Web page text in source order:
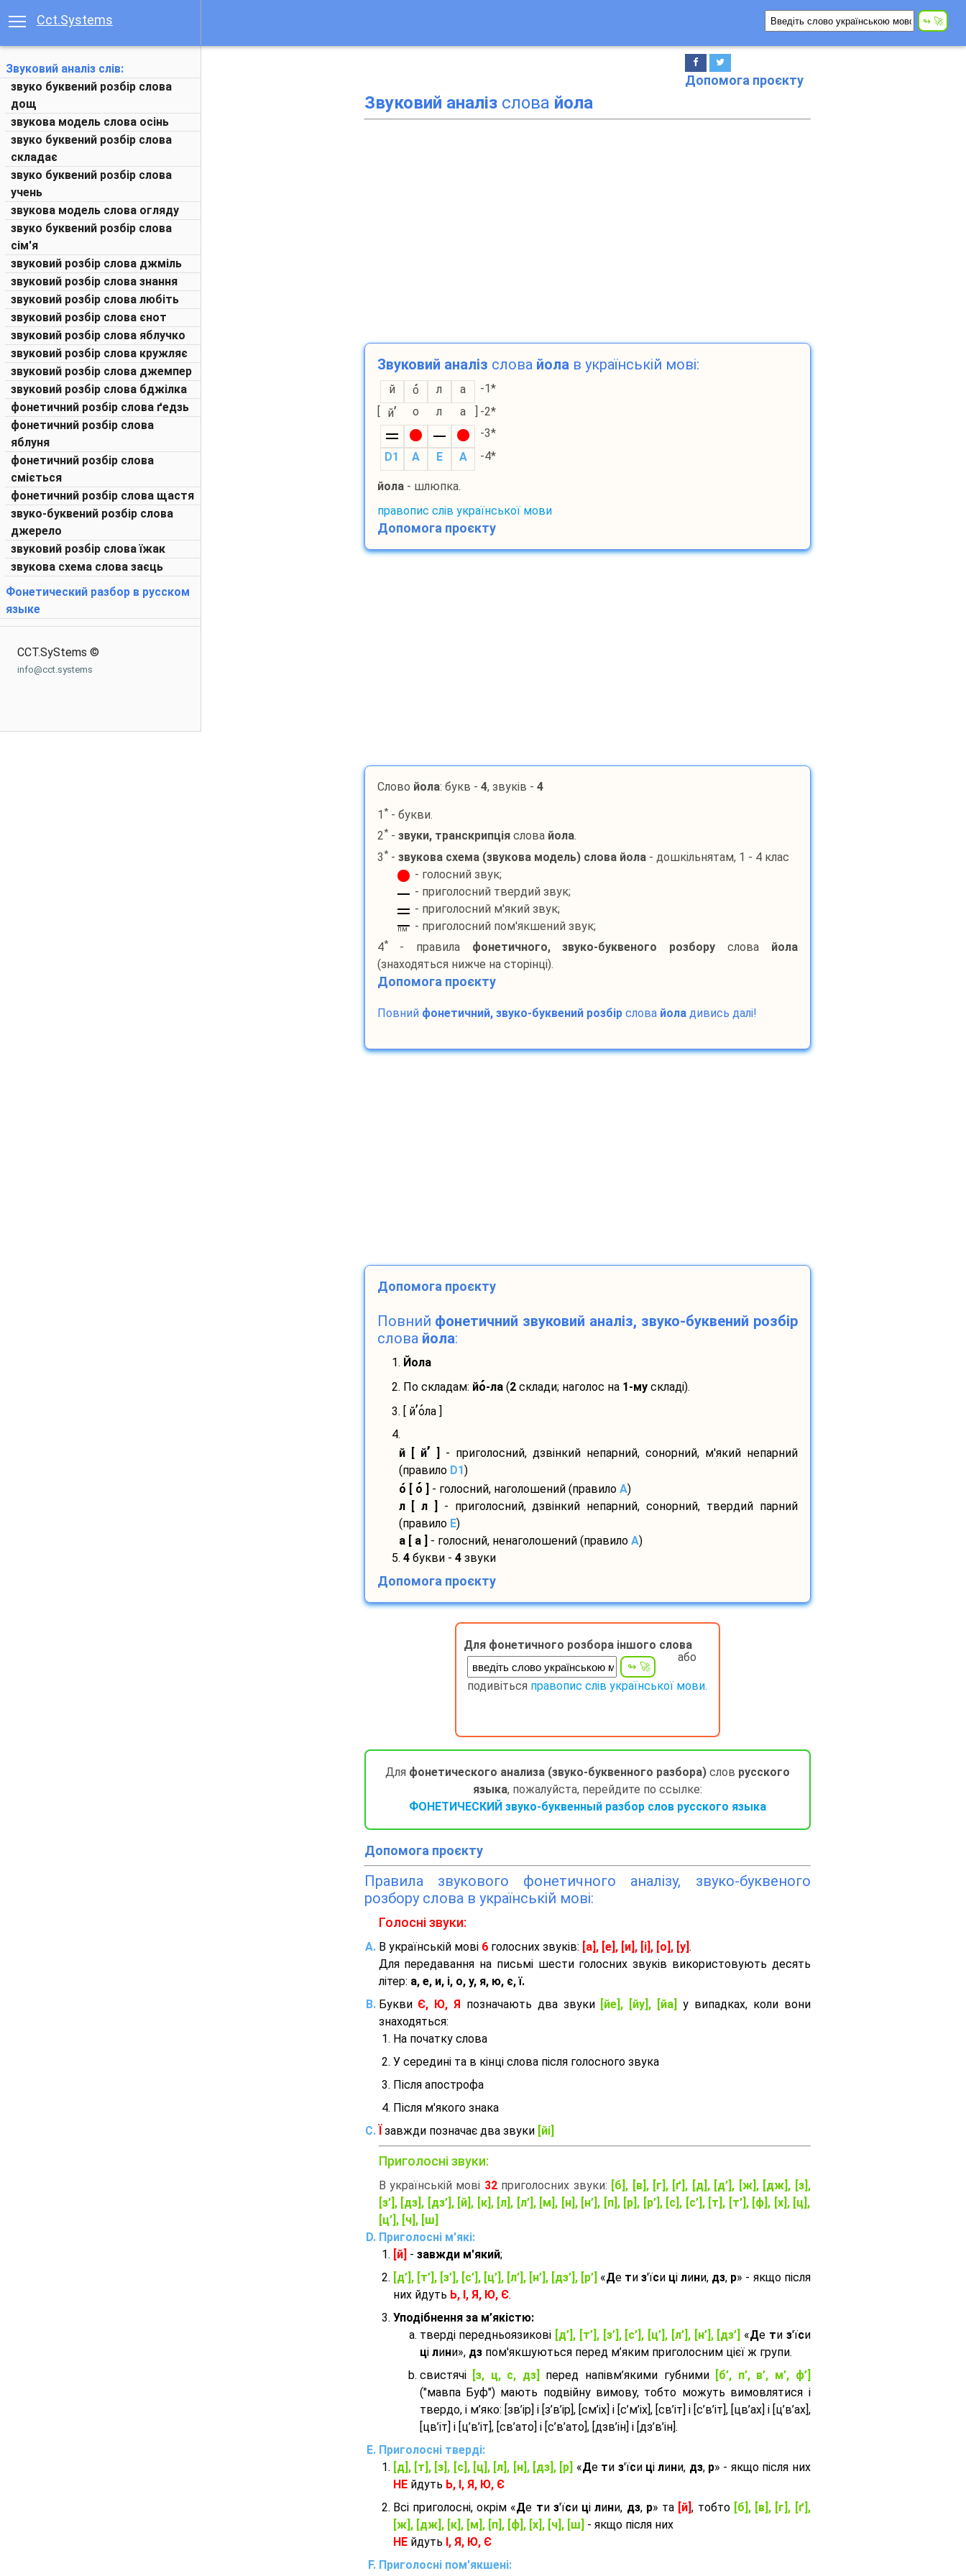
Cct.Systems
Звуковий аналіз слів:
звуко буквений розбір слова
дощ
звукова модель слова осінь
звуко буквений розбір слова
складає
звуко буквений розбір слова
учень
звукова модель слова огляду
звуко буквений розбір слова
сім'я
звуковий розбір слова джміль
звуковий розбір слова знання
звуковий розбір слова любіть
звуковий розбір слова єнот
звуковий розбір слова яблучко
звуковий розбір слова кружляє
звуковий розбір слова джемпер
звуковий розбір слова бджілка
фонетичний розбір слова ґедзь
фонетичний розбір слова
яблуня
фонетичний розбір слова
сміється
фонетичний розбір слова щастя
звуко-буквений розбір слова
джерело
звуковий розбір слова їжак
звукова схема слова заєць
Фонетический разбор в русском
языке
CCT.SyStems ©
info@cct.systems
Допомога проєкту
Звуковий аналізслова йола
Звуковий аналіз слова йолав українській мові:
й о л а
-1*
[
й’ о л а ] -2*
-3*
D1
A E A -4*
йола- шлюпка.
правопис слів української мови
Допомога проєкту
Слово йола: букв - 4, звуків - 4
1 *- букви.
2*- звуки, транскрипціяслова йола.
3*- звукова схема (звукова модель) слова йола- дошкільнятам, 1 - 4 клас
- голосний звук;
- приголосний твердий звук;
- приголосний м'який звук;
пм
- приголосний пом'якшений звук;
4*- правила фонетичного, звуко-буквеного розбору слова йола
(знаходяться нижче на сторінці).
Допомога проєкту
Повний фонетичний, звуко-буквений розбірслова йоладивись далі!
Допомога проєкту
Повний фонетичний звуковий аналіз, звуко-буквений розбір
слова йола:
1. Йола
2. По складам: йо-ла(2склади; наголос на 1-мускладі).
3. [ й’ола ]
4.
й [ й’
- приголосний, дзвінкий непарний, сонорний, м'який непарний
(правило D1)
о [ о - голосний, наголошений (правило A)
л [ л ]
- приголосний, дзвінкий непарний, сонорний, твердий парний
(правило E)
а [ а ]
- голосний, ненаголошений (правило A)
5. 4букви - 4звуки
Допомога проєкту
Для фонетичного розбора іншого слова
або
подивіться правопис слів української мови.
Для фонетического анализа (звуко-буквенного разбора)слов русского
языка, пожалуйста, перейдите по ссылке:
ФОНЕТИЧЕСКИЙ звуко-буквенный разбор слов русского языка
Допомога проєкту
Правила звукового фонетичного аналізу, звуко-буквеного
розбору слова в українській мові:
Голосні звуки:
В українській мові 6голосних звуків: [а], [е], [и], [і], [о], [у] .
Для передавання на письмі шести голосних звуків використовують десять
літер: а, е, и, і, о, у, я, ю, є, ї.
Букви Є, Ю, Я позначають два звуки [йе], [йу], [йа]
у випадках, коли вони
знаходяться:
На початку слова
У середині та в кінці слова після голосного звука
Після апострофа
Після м'якого знака
завжди позначає два звуки [йі]
Приголосні звуки:
В українській мові 32приголосних звуки:
[б], [в], [г], [ґ], [д], [д’], [ж], [дж], [з],
[з’], [дз], [дз’], [й], [к], [л], [л’], [м], [н], [н’], [п], [р], [р’], [с], [с’], [т], [т’], [ф], [х], [ц],
[ц’], [ч], [ш]
Приголосні м'які:
[й] - завжди м'який;
[д’], [т’], [з’], [с’], [ц’], [л’], [н’], [дз’], [р’] «Де тиз'їси цілини, дз, р» - якщо після
них йдуть Ь, І, Я, Ю, Є.
Уподібнення за м’якістю:
тверді передньоязикові [д’], [т’], [з’], [с’], [ц’], [л’], [н’], [дз’] «Де ти з'їси
ці лини», дзпом'якшуються перед м’яким приголосним цієї ж групи.
cвистячі
[з, ц, с, дз] перед напівм’якими губними
[б’, п’, в’, м’, ф’]
("мавпа Буф") мають подвійну вимову, тобто можуть вимовлятися і
твердо, і м’яко: [зв’ір] і [з’в’ір], [см’іх] і [с’м’іх], [св’іт] і [с’в’іт], [цв’ах] і [ц’в’ах],
[цв’іт] і [ц’в’іт], [св’ато] і [с’в’ато], [дзв’iн] і [дз’в’iн].
Приголосні тверді:
[д], [т], [з], [с], [ц], [л], [н], [дз], [р] «Де ти з'їси цілини, дз, р» - якщо після них
НЕйдуть Ь, І, Я, Ю, Є
Всі приголосні, окрім «Де ти з'їси цілини, дз, р» та [й], тобто [б], [в], [г], [ґ],
[ж], [дж], [к], [м], [п], [ф], [х], [ч], [ш] - якщо після них
НЕйдуть І, Я, Ю, Є
Приголосні пом'якшені: